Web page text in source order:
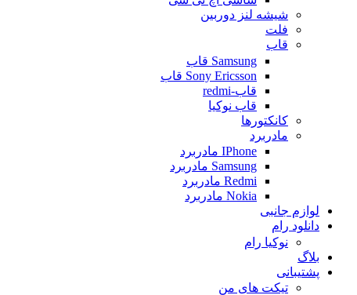
شیشه لنز دوربین
فلت
قاب
Samsung قاب
Sony Ericsson قاب
قاب-redmi
قاب نوکیا
کانکتورها
مادربرد
IPhone مادربرد
Samsung مادربرد
Redmi مادربرد
Nokia مادربرد
لوازم جانبی
دانلود رام
نوکیا رام
بلاگ
پشتیبانی
تیکت های من